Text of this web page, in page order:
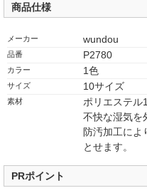
商品仕様
メーカー wundou
品番 P2780
カラー 1色
サイズ 10サイズ
素材
ポリエステル
不快な湿気を
防汚加工によ
とせます。
PRポイント